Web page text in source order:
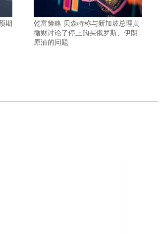
期
乾富策略 贝森特称与新加坡总理黄
循财讨论了停止购买俄罗斯、伊朗
原油的问题